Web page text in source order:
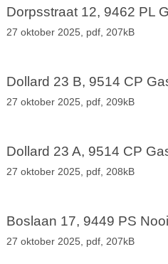
Dorpsstraat 12, 9462 PL
27 oktober 2025, pdf, 207kB
Dollard 23 B, 9514 CP
27 oktober 2025, pdf, 209kB
Dollard 23 A, 9514 CP
27 oktober 2025, pdf, 208kB
Boslaan 17, 9449 PS
27 oktober 2025, pdf, 207kB